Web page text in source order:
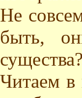
Не
быть,
Читаем в